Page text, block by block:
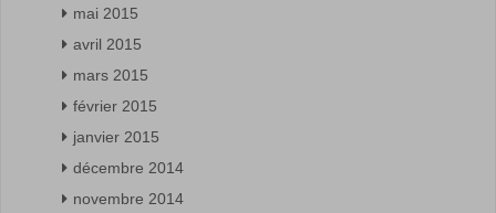
mai 2015
avril 2015
mars 2015
février 2015
janvier 2015
décembre 2014
novembre 2014